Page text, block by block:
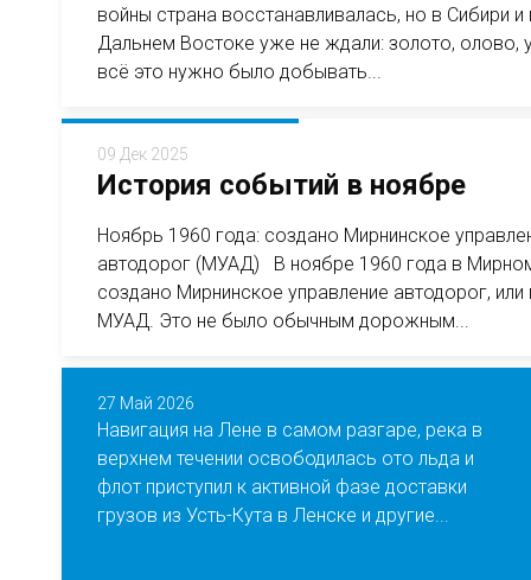
войны страна восстанавливалась, но в Сибири и
Дальнем Востоке уже не ждали: золото, олово,
всё это нужно было добывать...
09 Дек 2025
История событий в ноябре
Ноябрь 1960 года: создано Мирнинское
автодорог (МУАД) В ноябре 1960 года в
создано Мирнинское управление автодорог, или
МУАД. Это не было обычным дорожным...
27 Май 2026
Навигация на Лене в самом разгаре, река в
верхнем течении освободилась ото льда и
флот приступил к активной фазе доставки
грузов из Усть-Кута в Ленске и другие...